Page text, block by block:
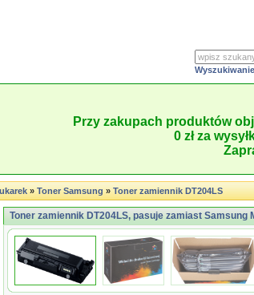
Przy zakupach produktów
0 zł za
»Toner Samsung»Toner zamiennik DT204LS
Toner zamiennik DT204LS, pasuje zamiast Samsung